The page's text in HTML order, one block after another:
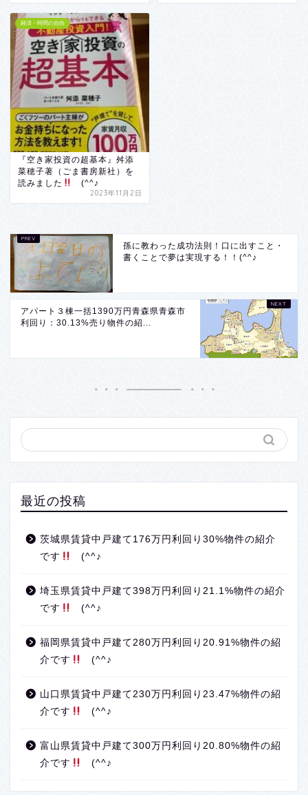
経済・時間の自由
『空き家投資の超基本』舛添
菜穂子著（ごま書房新社）を
読みました
(^^♪
2023年11月2日
孫に教わった成功法則！口に出すこと・
書くことで夢は実現する！！(^^♪
アパート３棟一括1390万円青森県青森市
利回り：30.13%売り物件の紹...
最近の投稿
茨城県賃貸中戸建て176万円利回り30%物件の紹介
です
(^^♪
埼玉県賃貸中戸建て398万円利回り21.1%物件の紹介
です
(^^♪
福岡県賃貸中戸建て280万円利回り20.91%物件の紹
介です
(^^♪
山口県賃貸中戸建て230万円利回り23.47%物件の紹
介です
(^^♪
富山県賃貸中戸建て300万円利回り20.80%物件の紹
介です
(^^♪